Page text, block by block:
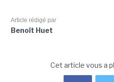
Article rédigé par
Benoît Huet
Cet article vous a